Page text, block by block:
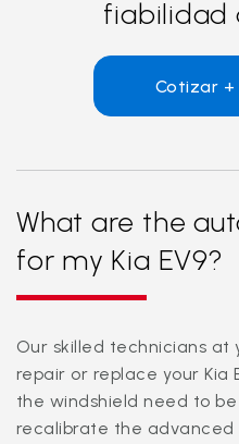
fiabilidad
Cotizar +
What are the
for my Kia EV9?
Our skilled technicians at
repair or replace your Kia
the windshield need to
recalibrate the advanced